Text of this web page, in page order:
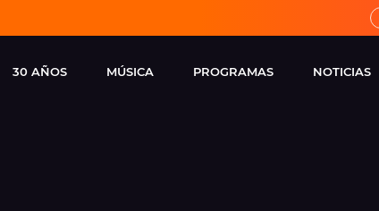
30 AÑOS MÚSICA PROGRAMAS NOTICIAS